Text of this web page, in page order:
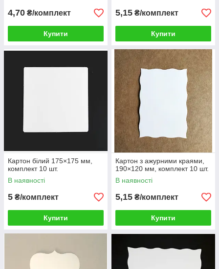
4,70 ₴/комплект
Купити
5,15 ₴/комплект
Купити
Картон білий 175×175 мм,
комплект 10 шт.
В наявності
5 ₴/комплект
Купити
Картон з ажурними краями,
190×120 мм, комплект 10 шт.
В наявності
5,15 ₴/комплект
Купити